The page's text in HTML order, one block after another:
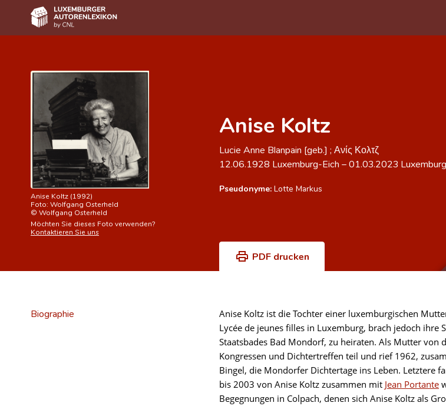
Autor(inn)en A-Z
Erweiterte Suche
Häufige Fragen und Antworten
CNL
Forschungsgruppe
Kontakt
Anise Koltz (1992)
Foto: Wolfgang Osterheld
© Wolfgang Osterheld
Möchten Sie dieses Foto verwenden?
Kontaktieren Sie uns
Anise Koltz
Lucie Anne Blanpain [geb.] ; Ανίς Κολτζ
12.06.1928 Luxemburg-Eich –01.03.2023 Luxemburg
Pseudonyme: Lotte Markus
PDF drucken
Biographie Anise Koltz ist die Tochter einer luxemburgischen
Lycée de jeunes filles in Luxemburg, brach jedoch ihre
Staatsbades Bad Mondorf, zu heiraten. Als Mutter von
Kongressen und Dichtertreffen teil und rief 1962,
Bingel, die Mondorfer Dichtertage ins Leben. Letztere
bis 2003 von Anise Koltz zusammen mit Jean Portante
Begegnungen in Colpach, denen sich Anise Koltz als